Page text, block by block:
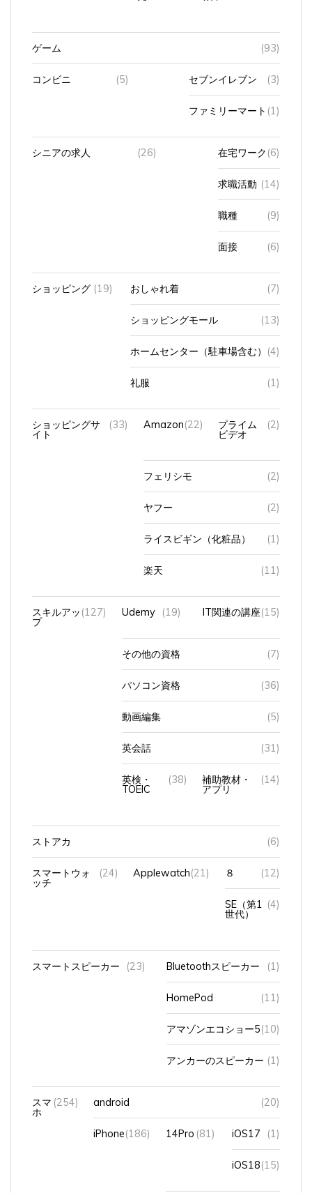
ゲーム (93)
コンビニ (5) セブンイレブン (3)
ファミリーマート (1)
シニアの求人 (26) 在宅ワーク (6)
求職活動 (14)
職種 (9)
面接 (6)
ショッピング (19) おしゃれ着 (7)
ショッピングモール (13)
ホームセンター（駐車場含む） (4)
礼服 (1)
ショッピングサ
イト
(33) Amazon (22) プライム
ビデオ
(2)
フェリシモ (2)
ヤフー (2)
ライスビギン（化粧品） (1)
楽天 (11)
スキルアッ
プ
(127) Udemy (19) IT関連の講座 (15)
その他の資格 (7)
パソコン資格 (36)
動画編集 (5)
英会話 (31)
英検・
TOEIC
(38) 補助教材・
アプリ
(14)
ストアカ (6)
スマートウォ
ッチ
(24) Applewatch (21) ８ (12)
SE（第1
世代）
(4)
スマートスピーカー (23) Bluetoothスピーカー (1)
HomePod (11)
アマゾンエコショー5 (10)
アンカーのスピーカー (1)
ホ
(254) android (20)
iPhone (186) 14Pro (81) iOS17 (1)
iOS18 (15)